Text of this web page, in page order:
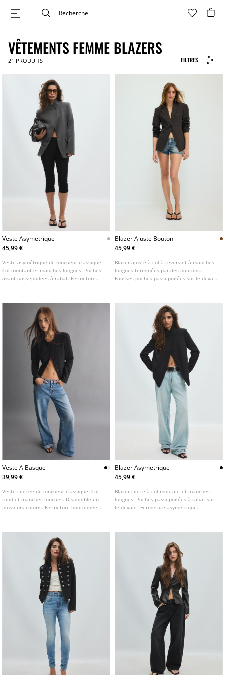
FILTRES
VÊTEMENTS FEMME BLAZERS
21 PRODUITS
Veste Asymetrique
45,99 €
Veste asymétrique de longueur classique.
Col montant et manches longues. Poches
avant passepoilées à rabat. Fermeture
Blazer Ajuste Bouton
45,99 €
Blazer ajusté à col à revers et à manches
longues terminées par des boutons.
Fausses poches passepoilées sur le devant
Veste A Basque
39,99 €
Veste cintrée de longueur classique. Col
rond et manches longues. Disponible en
plusieurs coloris. Fermeture boutonnée
Blazer Asymetrique
45,99 €
Blazer cintré à col montant et manches
longues. Poches passepoilées à rabat sur
le devant. Fermeture asymétrique